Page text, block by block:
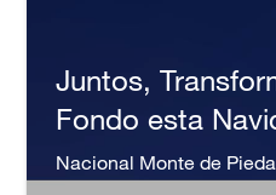
Juntos,
Fondo esta
Nacional Monte de